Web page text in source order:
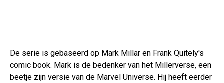
De serie is gebaseerd op Mark Millar en Frank Quitely's
comic book. Mark is de bedenker van het Millerverse, een
beetje zijn versie van de Marvel Universe. Hij heeft eerder